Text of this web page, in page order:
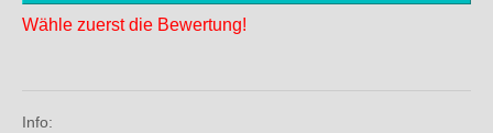
Wähle zuerst die Bewertung!
Info: